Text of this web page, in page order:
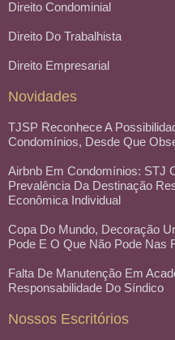
Direito Condominial
Direito Do Trabalhista
Direito Empresarial
Novidades
TJSP Reconhece A
Condomínios, Desde Que
Airbnb Em Condomínios: STJ
Prevalência Da Destinação
Econômica Individual
Copa Do Mundo, Decoração
Pode E O Que Não Pode Nas
Falta De Manutenção Em
Responsabilidade Do Síndico
Nossos Escritórios